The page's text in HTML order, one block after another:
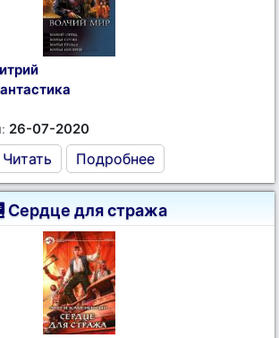
26-07-2020
Читать Подробнее
Сердце для стража